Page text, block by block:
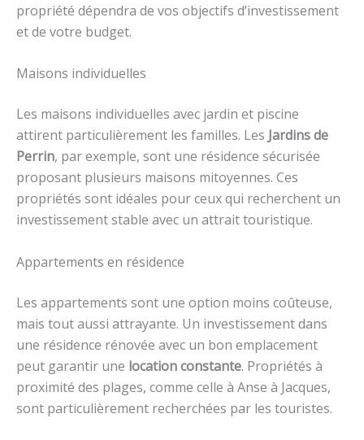
propriété dépendra de vos objectifs d’investissement
et de votre budget.
Maisons individuelles
Les maisons individuelles avec jardin et piscine
attirent particulièrement les familles. Les Jardins de
Perrin, par exemple, sont une résidence sécurisée
proposant plusieurs maisons mitoyennes. Ces
propriétés sont idéales pour ceux qui recherchent un
investissement stable avec un attrait touristique.
Appartements en résidence
Les appartements sont une option moins coûteuse,
mais tout aussi attrayante. Un investissement dans
une résidence rénovée avec un bon emplacement
peut garantir une location constante. Propriétés à
proximité des plages, comme celle à Anse à Jacques,
sont particulièrement recherchées par les touristes.